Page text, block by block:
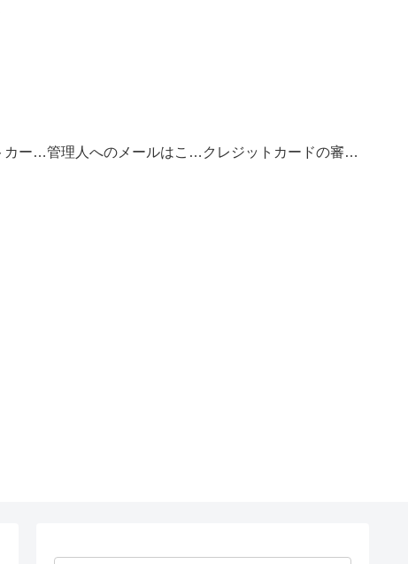
お得なクレジットカードの選び方 管理人へのメールはこちら クレジットカードの審査基準